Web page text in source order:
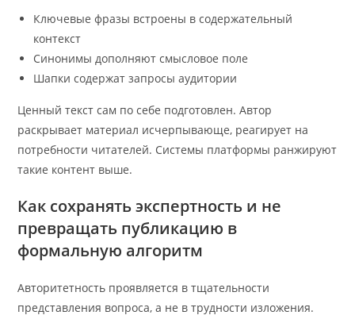
Ключевые фразы встроены в содержательный
контекст
Синонимы дополняют смысловое поле
Шапки содержат запросы аудитории
Ценный текст сам по себе подготовлен. Автор
раскрывает материал исчерпывающе, реагирует на
потребности читателей. Системы платформы ранжируют
такие контент выше.
Как сохранять экспертность и не
превращать публикацию в
формальную алгоритм
Авторитетность проявляется в тщательности
представления вопроса, а не в трудности изложения.